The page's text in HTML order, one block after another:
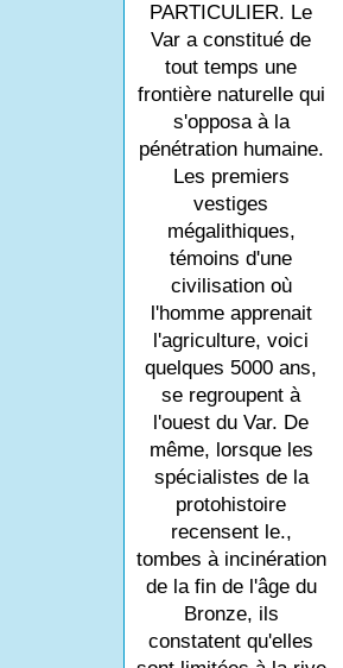
PARTICULIER. Le
Var a constitué de
tout temps une
frontière naturelle qui
s'opposa à la
pénétration humaine.
Les premiers
vestiges
mégalithiques,
témoins d'une
civilisation où
l'homme apprenait
l'agriculture, voici
quelques 5000 ans,
se regroupent à
l'ouest du Var. De
même, lorsque les
spécialistes de la
protohistoire
recensent le.,
tombes à incinération
de la fin de l'âge du
Bronze, ils
constatent qu'elles